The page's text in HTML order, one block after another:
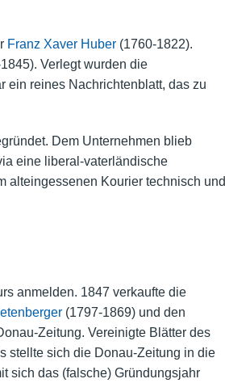
Franz Xaver Huber(1760-1822).
Verlegt wurden die
ein reines Nachrichtenblatt, das zu
Dem Unternehmen blieb
eine liberal-vaterländische
alteingessenen Kourier technisch und
anmelden. 1847 verkaufte die
(1797-1869) und den
Zeitung. Vereinigte Blätter des
stellte sich die Donau-Zeitung in die
sich das (falsche) Gründungsjahr